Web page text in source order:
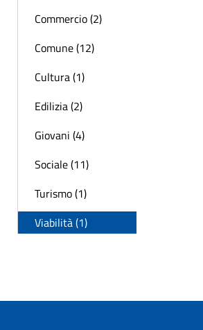
Commercio (2)
Comune (12)
Cultura (1)
Edilizia (2)
Giovani (4)
Sociale (11)
Turismo (1)
Viabilità (1)